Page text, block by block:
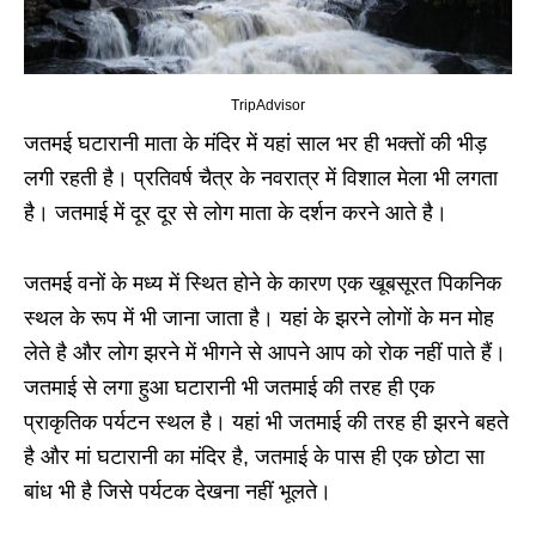
TripAdvisor
जतमई घटारानी माता के मंदिर में यहां साल भर ही भक्तों की भीड़
लगी रहती है। प्रतिवर्ष चैत्र के नवरात्र में विशाल मेला भी लगता
है। जतमाई में दूर दूर से लोग माता के दर्शन करने आते है।
जतमई वनों के मध्य में स्थित होने के कारण एक खूबसूरत पिकनिक
स्थल के रूप में भी जाना जाता है। यहां के झरने लोगों के मन मोह
लेते है और लोग झरने में भीगने से आपने आप को रोक नहीं पाते हैं।
जतमाई से लगा हुआ घटारानी भी जतमाई की तरह ही एक
प्राकृतिक पर्यटन स्थल है। यहां भी जतमाई की तरह ही झरने बहते
है और मां घटारानी का मंदिर है, जतमाई के पास ही एक छोटा सा
बांध भी है जिसे पर्यटक देखना नहीं भूलते।